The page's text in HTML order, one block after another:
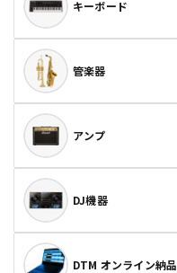
キーボード
管楽器
アンプ
DJ機器
DTM オンライン納品